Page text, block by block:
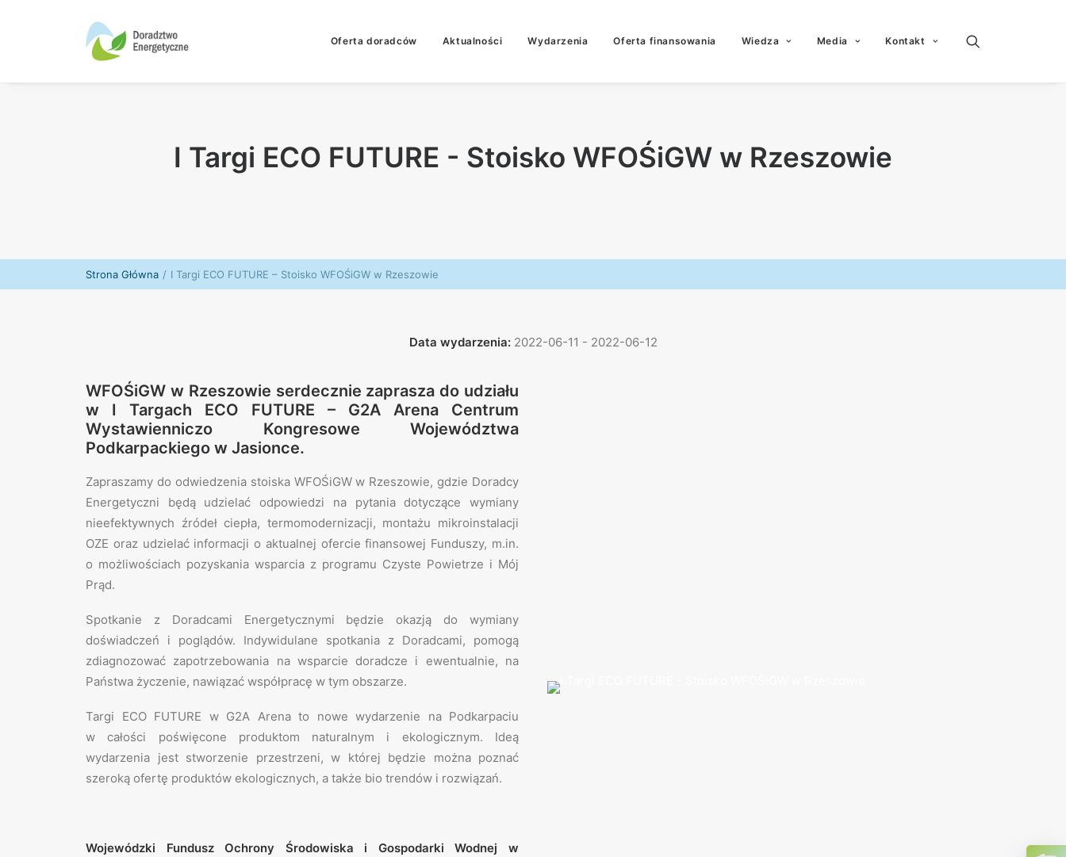
Oferta doradców Aktualności Wydarzenia Oferta finansowania Wiedza Media Kontakt
I Targi ECO FUTURE - Stoisko WFOŚiGW w Rzeszowie
Strona Główna I Targi ECO FUTURE – Stoisko WFOŚiGW w Rzeszowie
Data wydarzenia:2022-06-11 - 2022-06-12
WFOŚiGW w Rzeszowie serdecznie zaprasza do udziału
w I Targach ECO FUTURE – G2A Arena Centrum
Wystawienniczo Kongresowe Województwa
Podkarpackiego w Jasionce.
Zapraszamy do odwiedzenia stoiska WFOŚiGW w Rzeszowie, gdzie Doradcy
Energetyczni będą udzielać odpowiedzi na pytania dotyczące wymiany
nieefektywnych źródeł ciepła, termomodernizacji, montażu mikroinstalacji
OZE oraz udzielać informacji o aktualnej ofercie finansowej Funduszy, m.in.
o możliwościach pozyskania wsparcia z programu Czyste Powietrze i Mój
Prąd.
Spotkanie z Doradcami Energetycznymi będzie okazją do wymiany
doświadczeń i poglądów. Indywidulane spotkania z Doradcami, pomogą
zdiagnozować zapotrzebowania na wsparcie doradcze i ewentualnie, na
Państwa życzenie, nawiązać współpracę w tym obszarze.
Targi ECO FUTURE w G2A Arena to nowe wydarzenie na Podkarpaciu
w całości poświęcone produktom naturalnym i ekologicznym. Ideą
wydarzenia jest stworzenie przestrzeni, w której będzie można poznać
szeroką ofertę produktów ekologicznych, a także bio trendów i rozwiązań.
Wojewódzki Fundusz Ochrony Środowiska i Gospodarki Wodnej w